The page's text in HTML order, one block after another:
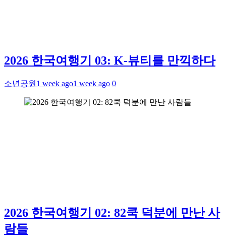
2026 한국여행기 03: K-뷰티를 만끽하다
소년공원 1 week ago1 week ago 0
2026 한국여행기 02: 82쿡 덕분에 만난 사
람들